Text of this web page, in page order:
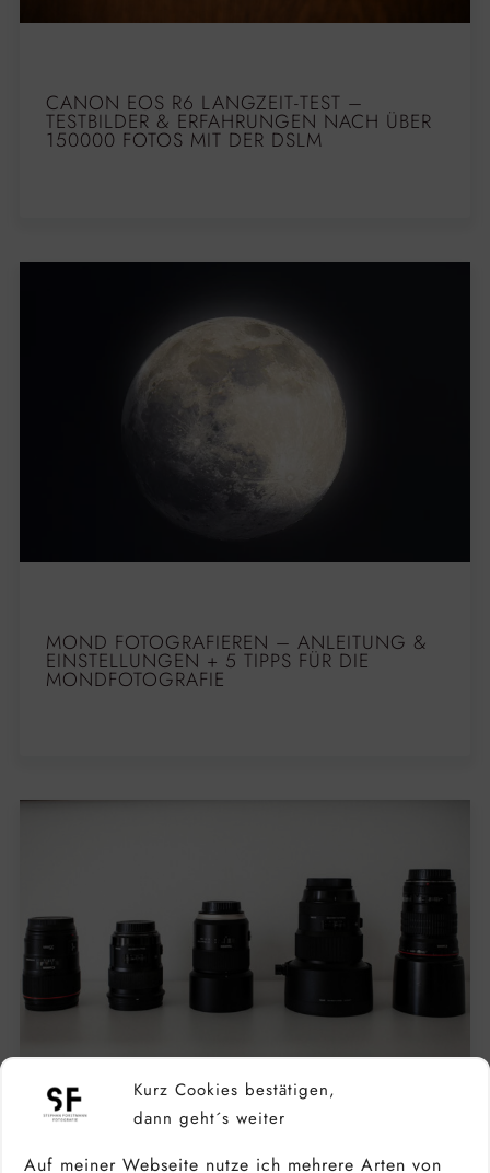
Kurz Cookies bestätigen,
dann geht´s weiter
Auf meiner Webseite nutze ich mehrere Arten von
CANON EOS R6 LANGZEIT-TEST –
TESTBILDER & ERFAHRUNGEN NACH ÜBER
150000 FOTOS MIT DER DSLM
MOND FOTOGRAFIEREN – ANLEITUNG &
EINSTELLUNGEN + 5 TIPPS FÜR DIE
MONDFOTOGRAFIE